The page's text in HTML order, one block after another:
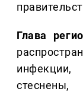
Глава